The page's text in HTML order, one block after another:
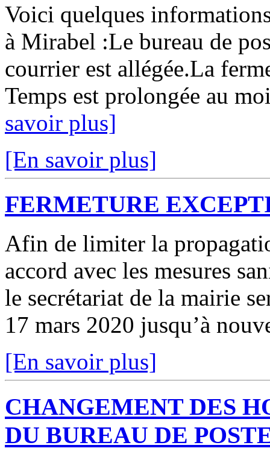
Voici quelques
à Mirabel :Le bureau de
courrier est allégée.La
Temps est prolongée au
savoir plus]
[En savoir plus]
FERMETURE
Afin de limiter la
accord avec les mesures
le secrétariat de la mairie
17 mars 2020 jusqu’à
[En savoir plus]
CHANGEMENT DES
DU BUREAU DE